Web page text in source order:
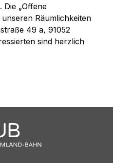
Die „Offene
Räumlichkeiten
49 a, 91052
sind herzlich